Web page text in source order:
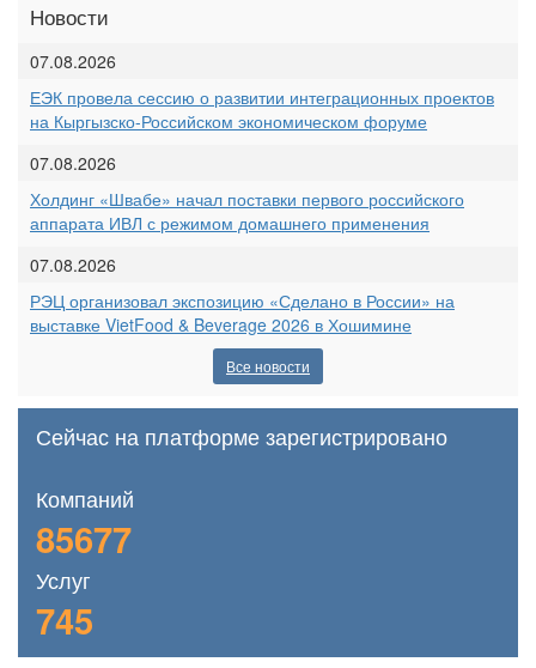
Новости
07.08.2026
ЕЭК провела сессию о развитии интеграционных проектов
на Кыргызско-Российском экономическом форуме
07.08.2026
Холдинг «Швабе» начал поставки первого российского
аппарата ИВЛ с режимом домашнего применения
07.08.2026
РЭЦ организовал экспозицию «Сделано в России» на
выставке VietFood & Beverage 2026 в Хошимине
Все новости
Сейчас на платформе зарегистрировано
Компаний
85677
Услуг
745